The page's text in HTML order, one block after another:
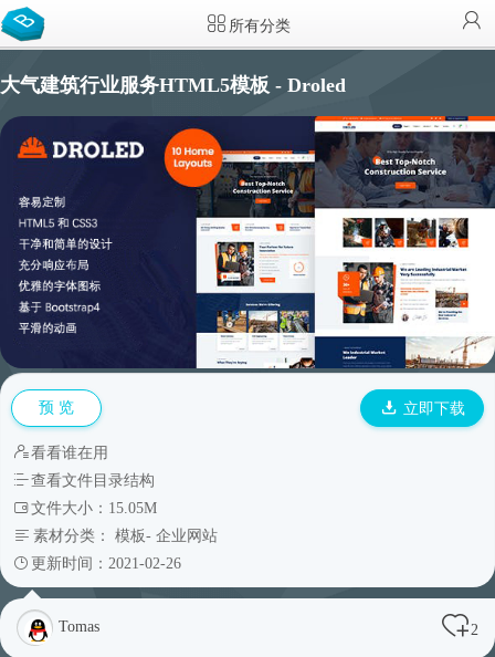
所有分类
大气建筑行业服务HTML5模板 - Droled
预 览 立即下载
看看谁在用
查看文件目录结构
文件大小：15.05M
素材分类： 模板- 企业网站
更新时间：2021-02-26
Tomas 2